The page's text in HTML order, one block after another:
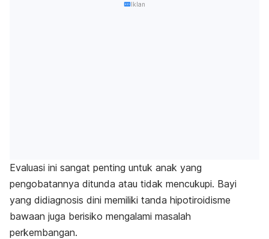
Iklan
Evaluasi ini sangat penting untuk anak yang
pengobatannya ditunda atau tidak mencukupi. Bayi
yang didiagnosis dini memiliki tanda hipotiroidisme
bawaan juga berisiko mengalami masalah
perkembangan.